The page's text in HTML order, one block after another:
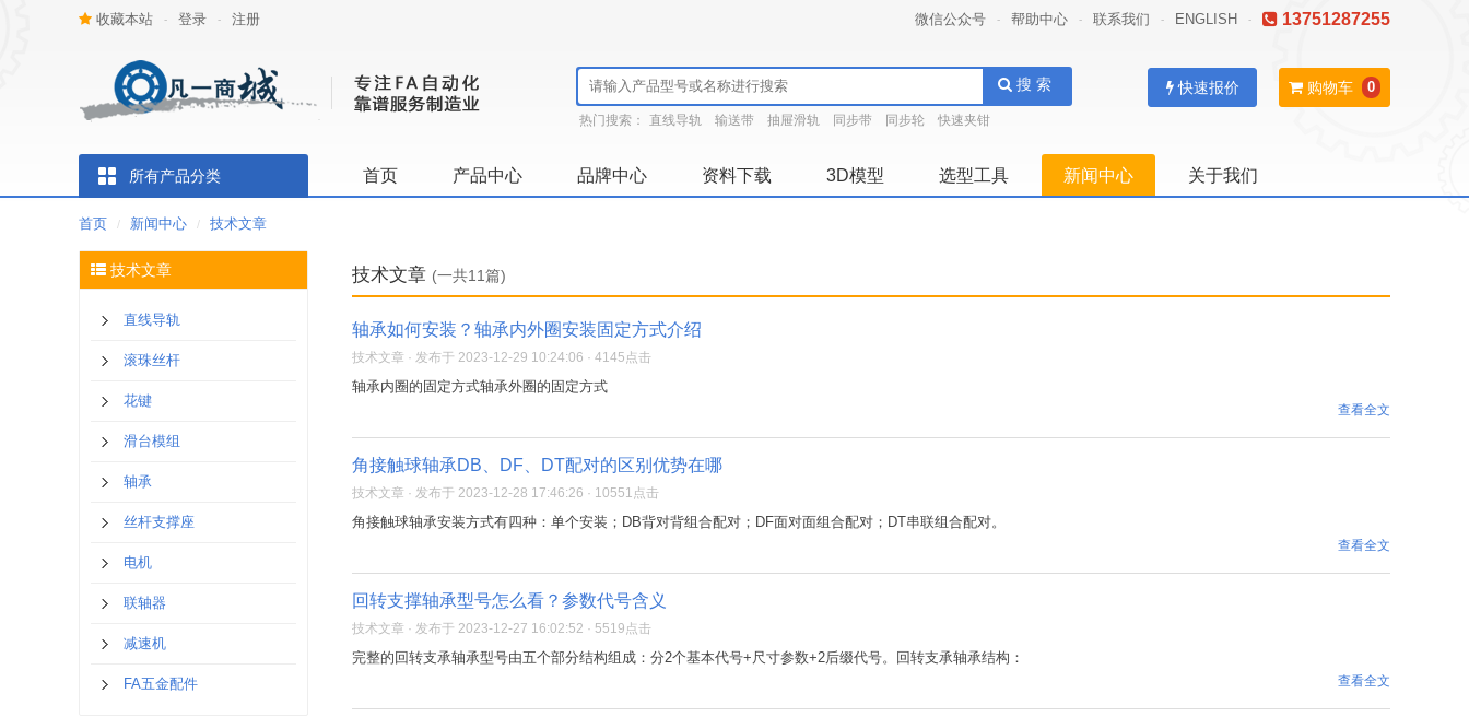
收藏本站 - 登录 - 注册 微信公众号 - 帮助中心 - 联系我们 - ENGLISH - 13751287255
搜 索
热门搜索： 直线导轨 输送带 抽屉滑轨 同步带 同步轮 快速夹钳
购物车 0
快速报价
所有产品分类 首页 产品中心 品牌中心 资料下载 3D模型 选型工具 新闻中心 关于我们
首页 / 新闻中心 / 技术文章
技术文章
直线导轨
滚珠丝杆
花键
滑台模组
轴承
丝杆支撑座
电机
联轴器
减速机
FA五金配件
技术文章 (一共11篇)
轴承如何安装？轴承内外圈安装固定方式介绍
技术文章 · 发布于 2023-12-29 10:24:06 · 4145点击
轴承内圈的固定方式轴承外圈的固定方式
查看全文
角接触球轴承DB、DF、DT配对的区别优势在哪
技术文章 · 发布于 2023-12-28 17:46:26 · 10551点击
角接触球轴承安装方式有四种：单个安装；DB背对背组合配对；DF面对面组合配对；DT串联组合配对。
查看全文
回转支撑轴承型号怎么看？参数代号含义
技术文章 · 发布于 2023-12-27 16:02:52 · 5519点击
完整的回转支承轴承型号由五个部分结构组成：分2个基本代号+尺寸参数+2后缀代号。回转支承轴承结构：
查看全文